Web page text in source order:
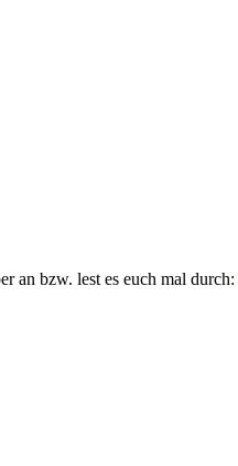
an bzw. lest es euch mal durch: